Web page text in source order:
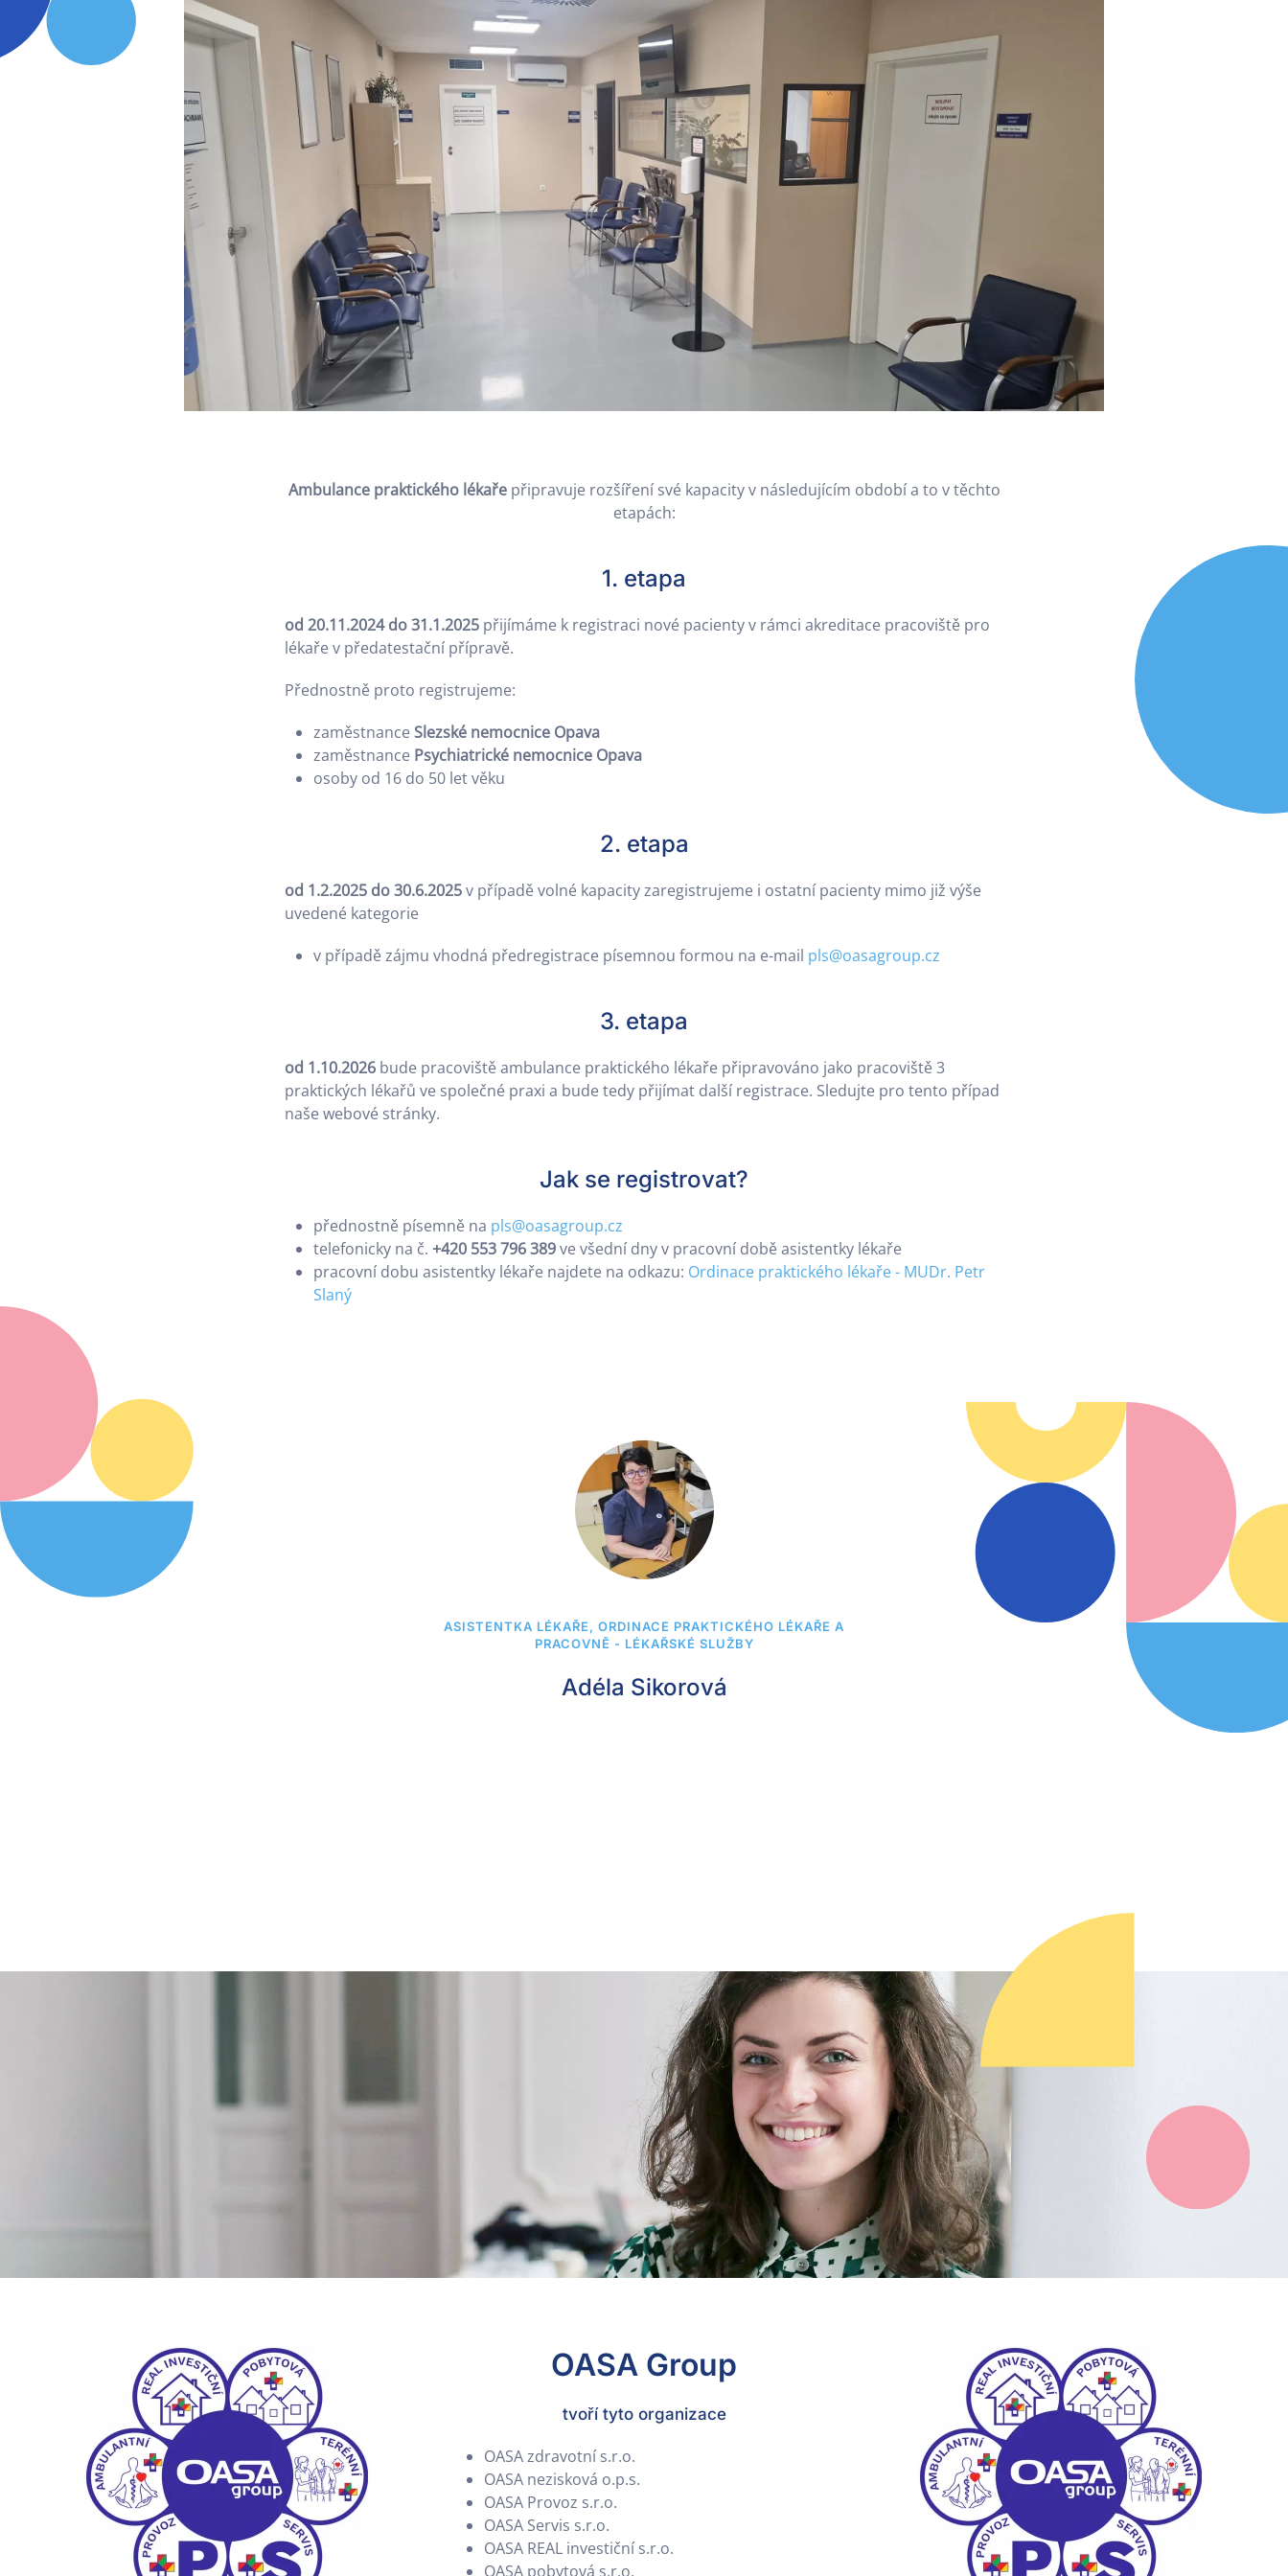
Ambulance praktického lékařepřipravuje rozšíření své kapacity v následujícím období a to v těchto
etapách:
1. etapa
od 20.11.2024 do 31.1.2025 přijímáme k registraci nové pacienty v rámci akreditace pracoviště pro
lékaře v předatestační přípravě.
Přednostně proto registrujeme:
zaměstnance Slezské nemocnice Opava
zaměstnance Psychiatrické nemocnice Opava
osoby od 16 do 50 let věku
2. etapa
od 1.2.2025 do 30.6.2025v případě volné kapacity zaregistrujeme i ostatní pacienty mimo již výše
uvedené kategorie
v případě zájmu vhodná předregistrace písemnou formou na e-mail pls@oasagroup.cz
3. etapa
od 1.10.2026 bude pracoviště ambulance praktického lékaře připravováno jako pracoviště 3
praktických lékařů ve společné praxi a bude tedy přijímat další registrace. Sledujte pro tento případ
naše webové stránky.
Jak se registrovat?
přednostně písemně na pls@oasagroup.cz
telefonicky na č. +420 553 796 389ve všední dny v pracovní době asistentky lékaře
pracovní dobu asistentky lékaře najdete na odkazu: Ordinace praktického lékaře - MUDr. Petr
Slaný
ASISTENTKA LÉKAŘE, ORDINACE PRAKTICKÉHO LÉKAŘE A
PRACOVNĚ - LÉKAŘSKÉ SLUŽBY
Adéla Sikorová
OASA Group
tvoří tyto organizace
OASA zdravotní s.r.o.
OASA nezisková o.p.s.
OASA Provoz s.r.o.
OASA Servis s.r.o.
OASA REAL investiční s.r.o.
OASA pobytová s.r.o.